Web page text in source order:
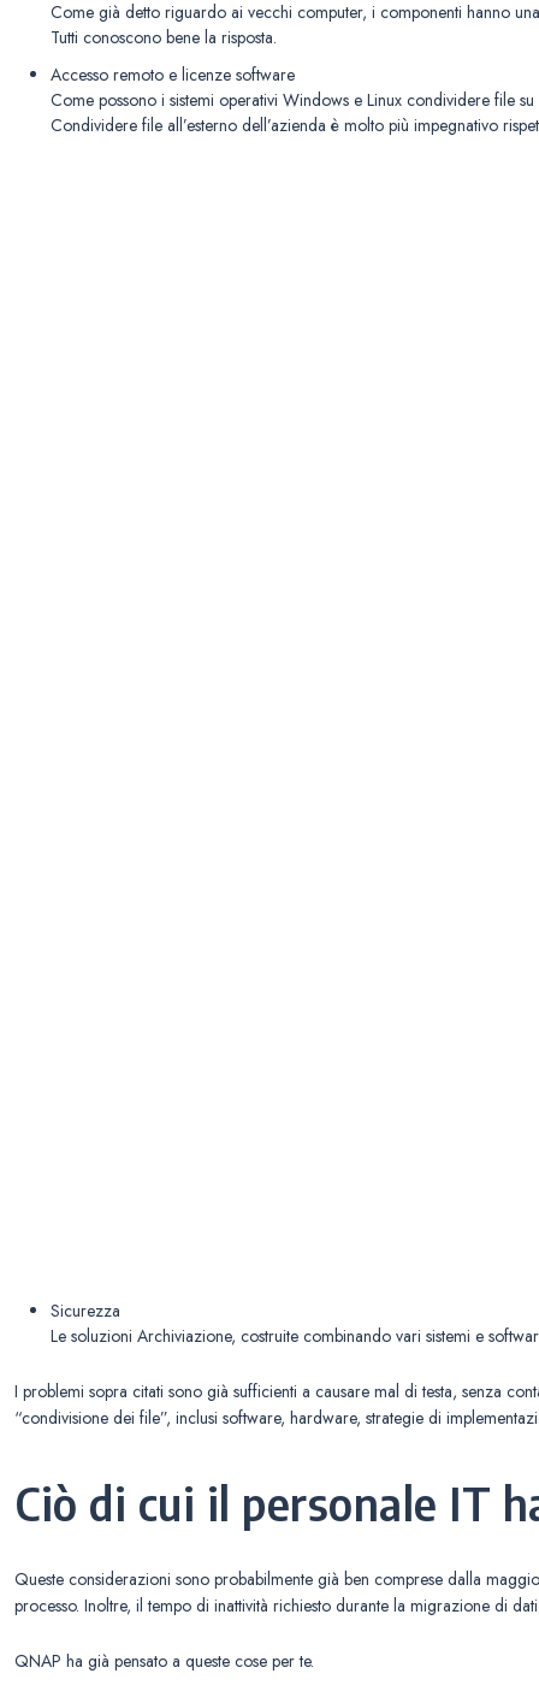
Come già detto riguardo ai vecchi computer, i componenti hanno
Tutti conoscono bene la risposta.
Accesso remoto e licenze software
Come possono i sistemi operativi Windows e Linux condividere file
Condividere file all’esterno dell’azienda è molto più impegnativo
Sicurezza
Le soluzioni Archiviazione, costruite combinando vari sistemi e
I problemi sopra citati sono già sufficienti a causare mal di testa, senza
“condivisione dei file”, inclusi software, hardware, strategie di
Ciò di cui il personale IT
Queste considerazioni sono probabilmente già ben comprese dalla
processo. Inoltre, il tempo di inattività richiesto durante la migrazione di
QNAP ha già pensato a queste cose per te.